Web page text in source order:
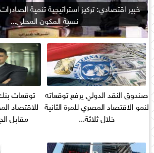
خبير اقتصادي: تركيز استراتيجية تنمية
نسبة المكون المحلي...
صندوق النقد الدولي يرفع توقعاته
لنمو الاقتصاد المصري للمرة الثانية
خلال ثلاثة...
توقعات
للاقتصاد
مقابل